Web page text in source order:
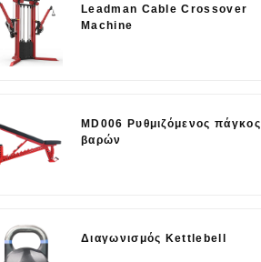
Leadman Cable Crossover
Machine
MD006 Ρυθμιζόμενος πάγκος
βαρών
Διαγωνισμός Kettlebell